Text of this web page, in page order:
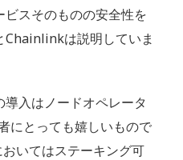
スそのものの安全性を
Chainlinkは説明していま
入はノードオペレータ
にとっても嬉しいもので
いてはステーキング可